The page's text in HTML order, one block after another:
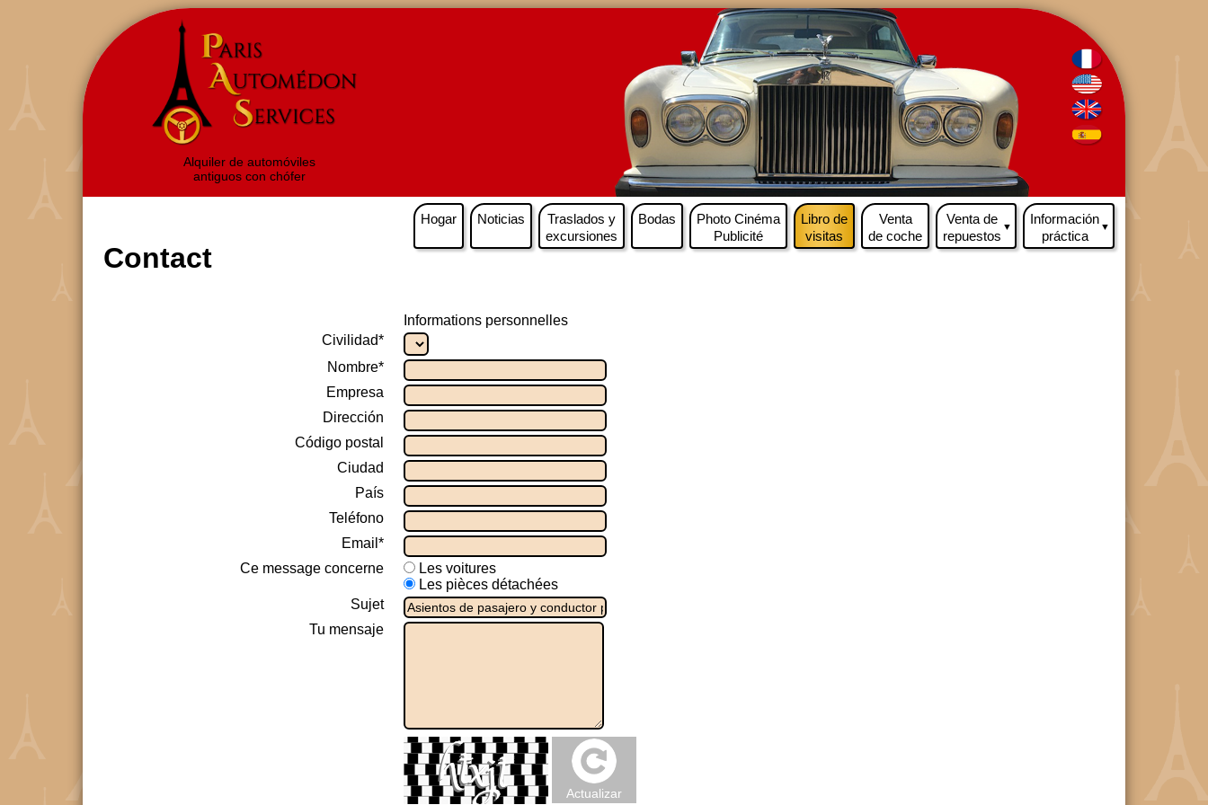
Alquiler de automóviles
antiguos con chófer
Hogar Noticias
Traslados y
excursiones
Bodas
Photo Cinéma
Publicité
Libro de
visitas
Venta
de coche
Venta de
repuestos
▼
Información
práctica
▼
Contact
Informations personnelles
Civilidad*
Nombre*
Empresa
Dirección
Código postal
Ciudad
País
Teléfono
Email*
Ce message concerne
Les voitures
Les pièces détachées
Sujet
Tu mensaje